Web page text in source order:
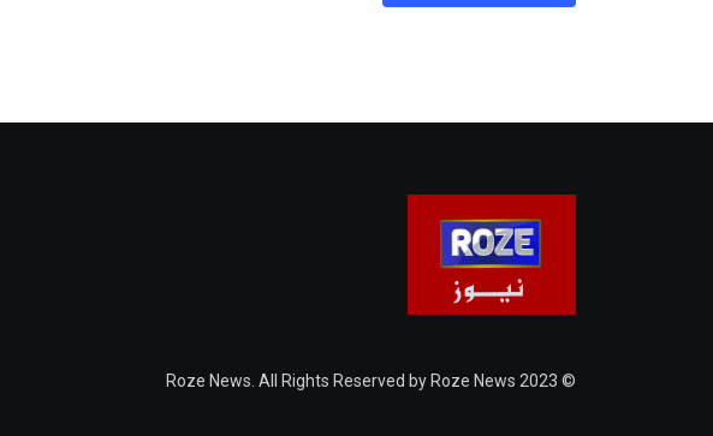
© 2023 Roze News. All Rights Reserved by Roze News